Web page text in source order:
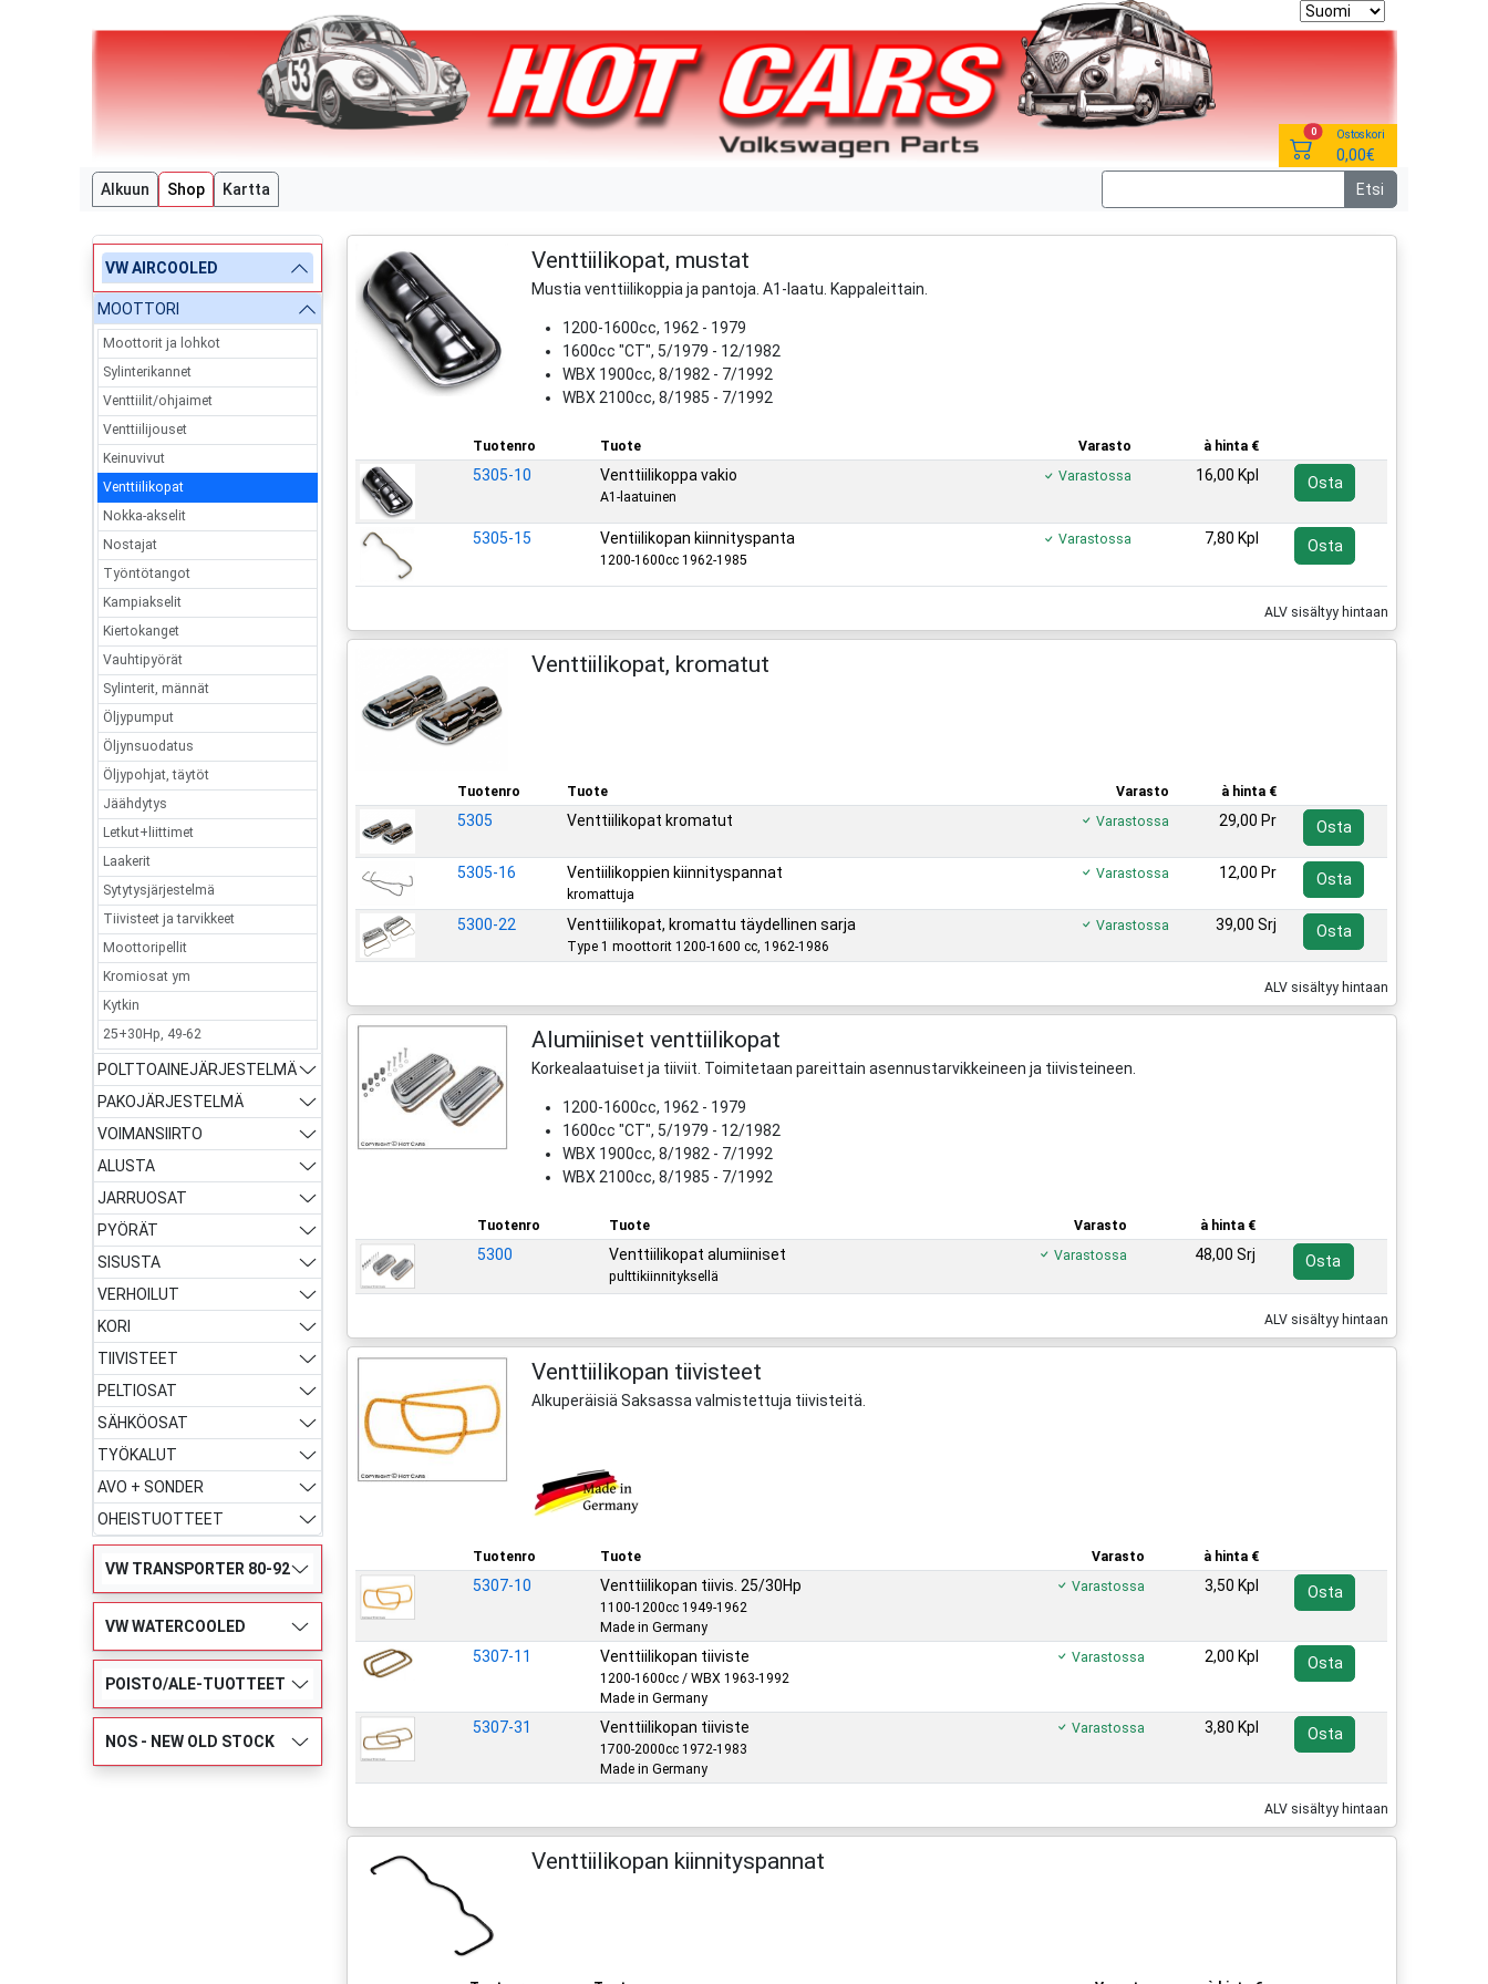
0 Ostoskori
0,00€
Alkuun
Shop Kartta
VW AIRCOOLED
MOOTTORI
Moottorit ja lohkot
Sylinterikannet
Venttiilit/ohjaimet
Venttiilijouset
Keinuvivut
Venttiilikopat
Nokka-akselit
Nostajat
Työntötangot
Kampiakselit
Kiertokanget
Vauhtipyörät
Sylinterit, männät
Öljypumput
Öljynsuodatus
Öljypohjat, täytöt
Jäähdytys
Letkut+liittimet
Laakerit
Sytytysjärjestelmä
Tiivisteet ja tarvikkeet
Moottoripellit
Kromiosat ym
Kytkin
25+30Hp, 49-62
POLTTOAINEJÄRJESTELMÄ
PAKOJÄRJESTELMÄ
VOIMANSIIRTO
ALUSTA
JARRUOSAT
PYÖRÄT
SISUSTA
VERHOILUT
KORI
TIIVISTEET
PELTIOSAT
SÄHKÖOSAT
TYÖKALUT
AVO + SONDER
OHEISTUOTTEET
VW TRANSPORTER 80-92
VW WATERCOOLED
POISTO/ALE-TUOTTEET
NOS - NEW OLD STOCK
Venttiilikopat, mustat
Mustia venttiilikoppia ja pantoja. A1-laatu. Kappaleittain.
1200-1600cc, 1962 - 1979
1600cc "CT", 5/1979 - 12/1982
WBX 1900cc, 8/1982 - 7/1992
WBX 2100cc, 8/1985 - 7/1992
Tuotenro Tuote Varasto à hinta €
5305-10 Venttiilikoppa vakio
A1-laatuinen
Varastossa 16,00 Kpl Osta
5305-15 Ventiilikopan kiinnityspanta
1200-1600cc 1962-1985
Varastossa 7,80 Kpl Osta
ALV sisältyy hintaan
Venttiilikopat, kromatut
Tuotenro Tuote Varasto à hinta €
5305 Venttiilikopat kromatut Varastossa 29,00 Pr Osta
5305-16 Ventiilikoppien kiinnityspannat
kromattuja
Varastossa 12,00 Pr Osta
5300-22 Venttiilikopat, kromattu täydellinen sarja
Type 1 moottorit 1200-1600 cc, 1962-1986
Varastossa 39,00 Srj Osta
ALV sisältyy hintaan
Alumiiniset venttiilikopat
Korkealaatuiset ja tiiviit. Toimitetaan pareittain asennustarvikkeineen ja tiivisteineen.
1200-1600cc, 1962 - 1979
1600cc "CT", 5/1979 - 12/1982
WBX 1900cc, 8/1982 - 7/1992
WBX 2100cc, 8/1985 - 7/1992
Tuotenro Tuote Varasto à hinta €
5300 Venttiilikopat alumiiniset
pulttikiinnityksellä
Varastossa 48,00 Srj Osta
ALV sisältyy hintaan
Venttiilikopan tiivisteet
Alkuperäisiä Saksassa valmistettuja tiivisteitä.
Tuotenro Tuote Varasto à hinta €
5307-10 Venttiilikopan tiivis. 25/30Hp
1100-1200cc 1949-1962
Made in Germany
Varastossa 3,50 Kpl Osta
5307-11 Venttiilikopan tiiviste
1200-1600cc / WBX 1963-1992
Made in Germany
Varastossa 2,00 Kpl Osta
5307-31 Venttiilikopan tiiviste
1700-2000cc 1972-1983
Made in Germany
Varastossa 3,80 Kpl Osta
ALV sisältyy hintaan
Venttiilikopan kiinnityspannat